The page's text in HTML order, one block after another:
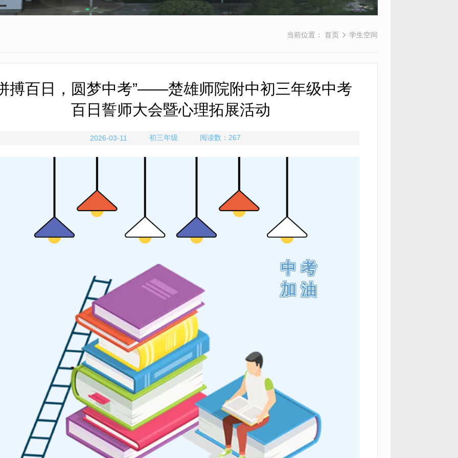
当前位置： 首页 学生空间
搏百日，圆梦中考”——楚雄师院附中初三年级中考
百日誓师大会暨心理拓展活动
2026-03-11 初三年级 阅读数： 267
中考
加油